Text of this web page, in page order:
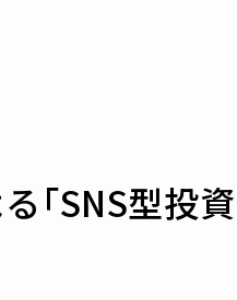
「SNS型投